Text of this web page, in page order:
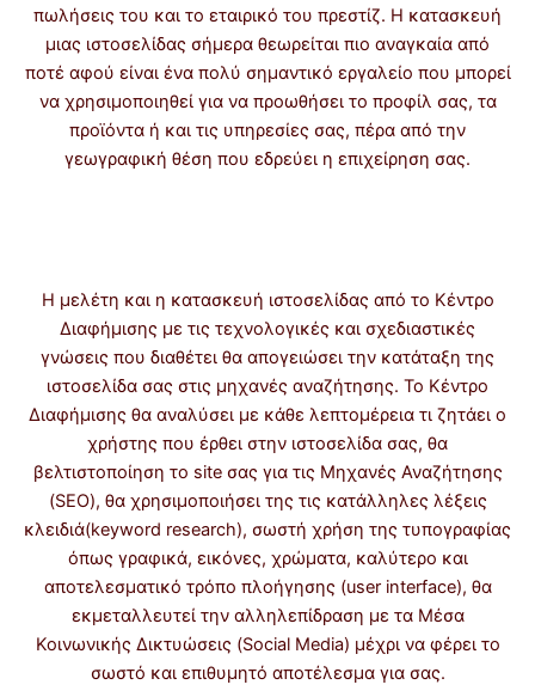
πωλήσεις του και το εταιρικό του πρεστίζ. Η κατασκευή
μιας ιστοσελίδας σήμερα θεωρείται πιο αναγκαία από
ποτέ αφού είναι ένα πολύ σημαντικό εργαλείο που μπορεί
να χρησιμοποιηθεί για να προωθήσει το προφίλ σας, τα
προϊόντα ή και τις υπηρεσίες σας, πέρα από την
γεωγραφική θέση που εδρεύει η επιχείρηση σας.
Η μελέτη και η κατασκευή ιστοσελίδας από το Κέντρο
Διαφήμισης με τις τεχνολογικές και σχεδιαστικές
γνώσεις που διαθέτει θα απογειώσει την κατάταξη της
ιστοσελίδα σας στις μηχανές αναζήτησης. Το Κέντρο
Διαφήμισης θα αναλύσει με κάθε λεπτομέρεια τι ζητάει ο
χρήστης που έρθει στην ιστοσελίδα σας, θα
βελτιστοποίηση το site σας για τις Μηχανές Αναζήτησης
(SEO), θα χρησιμοποιήσει της τις κατάλληλες λέξεις
κλειδιά(keyword research), σωστή χρήση της τυπογραφίας
όπως γραφικά, εικόνες, χρώματα, καλύτερο και
αποτελεσματικό τρόπο πλοήγησης (user interface), θα
εκμεταλλευτεί την αλληλεπίδραση με τα Μέσα
Κοινωνικής Δικτυώσεις (Social Media) μέχρι να φέρει το
σωστό και επιθυμητό αποτέλεσμα για σας.